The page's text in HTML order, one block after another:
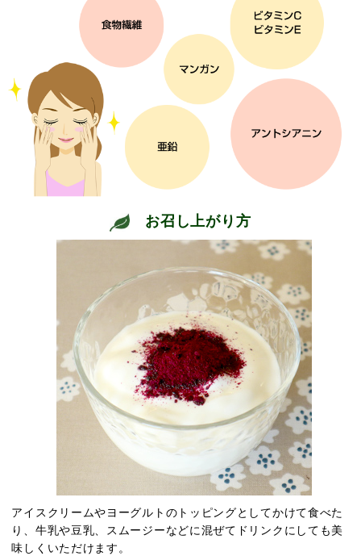
お召し上がり方
アイスクリームやヨーグルトのトッピングとしてかけて食べた
り、牛乳や豆乳、スムージーなどに混ぜてドリンクにしても美
味しくいただけます。